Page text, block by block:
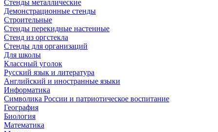
Стенды металлические
Демонстрационные стенды
Строительные
Стенды перекидные настенные
Стенд из оргстекла
Стенды для организаций
Для школы
Классный уголок
Русский язык и литература
Английский и иностранные языки
Информатика
Символика России и патриотическое воспитание
География
Биология
Математика